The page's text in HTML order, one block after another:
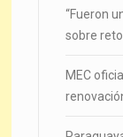
“Fueron
sobre
MEC